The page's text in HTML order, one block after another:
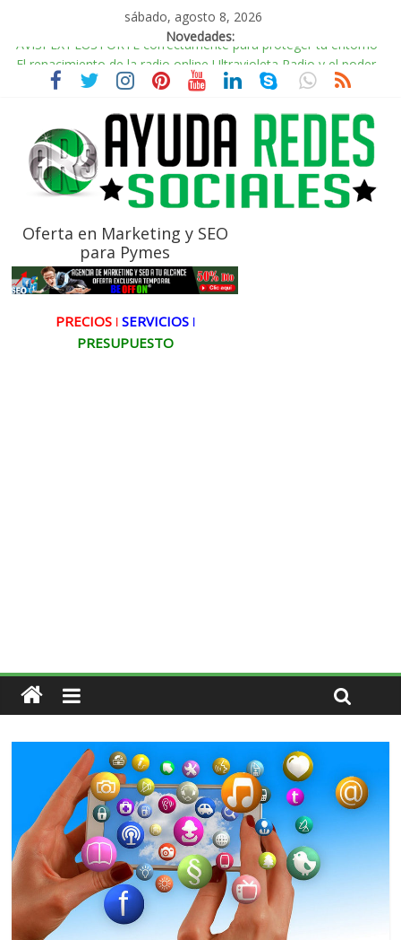
sábado, agosto 8, 2026
Novedades:
El renacimiento de la radio online,Ultravioleta Radio y el poder
de la música nostálgica
Incorporando Video Shorts de YouTube en WordPress
Radio Taxi Aljarafe y Redes Sociales Conduciendo hacia la
Conexión Digital
Radio Taxi Aljarafe tel 653404040 el Servicio Esencial de
Movilidad en Aljarafe
AVISPEX PLUS FORTE correctamente para proteger tu entorno
Oferta en Marketing y SEO
para Pymes
PRECIOS ǀ SERVICIOS ǀ
PRESUPUESTO